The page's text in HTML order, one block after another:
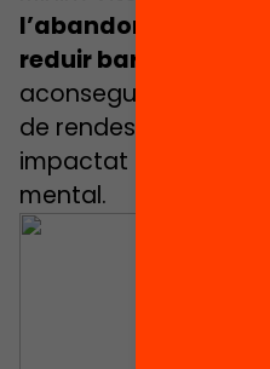
l’abandonament
reduir barreres
aconseguit a Mèxic o
de rendes altes, a
impactat en
mental.